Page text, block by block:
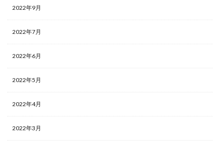
2022年9月
2022年7月
2022年6月
2022年5月
2022年4月
2022年3月